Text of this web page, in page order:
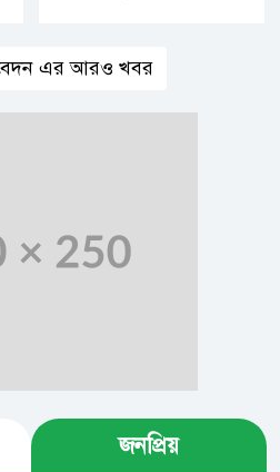
এর আরও খবর
জনপ্রিয়